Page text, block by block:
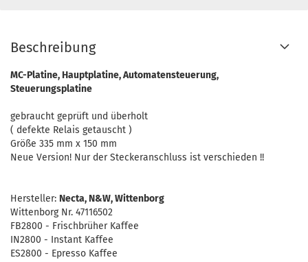
Beschreibung
MC-Platine, Hauptplatine, Automatensteuerung,
Steuerungsplatine
gebraucht geprüft und überholt
( defekte Relais getauscht )
Größe 335 mm x 150 mm
Neue Version! Nur der Steckeranschluss ist verschieden !!
Hersteller: Necta, N&W, Wittenborg
Wittenborg Nr. 47116502
FB2800 - Frischbrüher Kaffee
IN2800 - Instant Kaffee
ES2800 - Epresso Kaffee